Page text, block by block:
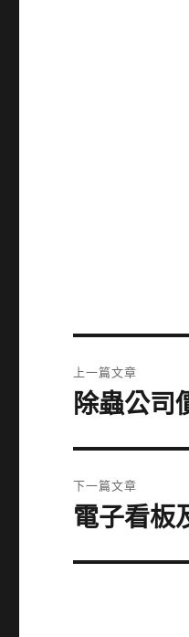
章
上一篇文章
上
篇
文
章:
除蟲公司
下一篇文章
下
篇
電子看板